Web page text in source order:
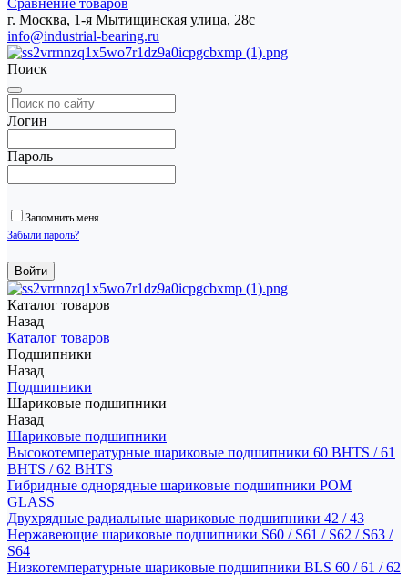
Сравнение товаров
г. Москва, 1-я Мытищинская улица, 28с
info@industrial-bearing.ru
Поиск
Логин
Пароль
Запомнить меня
Забыли пароль?
Каталог товаров
Назад
Каталог товаров
Подшипники
Назад
Подшипники
Шариковые подшипники
Назад
Шариковые подшипники
Высокотемпературные шариковые подшипники 60 BHTS / 61
BHTS / 62 BHTS
Гибридные однорядные шариковые подшипники POM
GLASS
Двухрядные радиальные шариковые подшипники 42 / 43
Нержавеющие шариковые подшипники S60 / S61 / S62 / S63 /
S64
Низкотемпературные шариковые подшипники BLS 60 / 61 / 62